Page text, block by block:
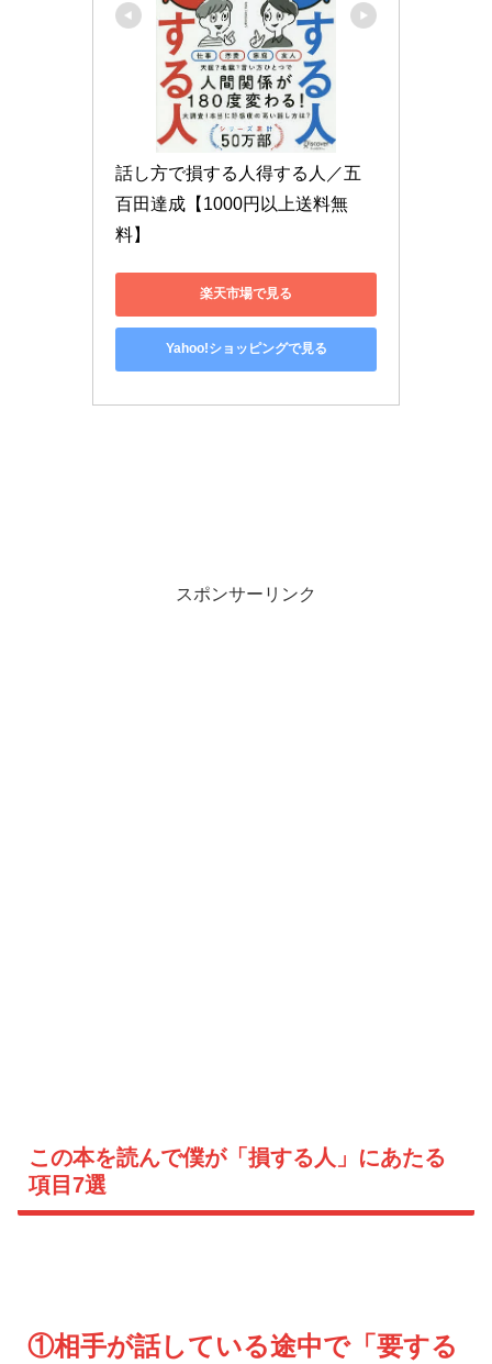
話し方で損する人得する人／五
百田達成【1000円以上送料無
料】
楽天市場で見る
Yahoo!ショッピングで見る
スポンサーリンク
この本を読んで僕が「損する人」にあたる
項目7選
①相手が話している途中で「要する